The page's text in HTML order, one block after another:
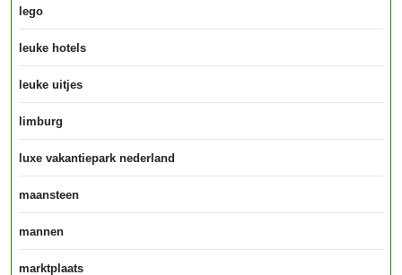
lego
leuke hotels
leuke uitjes
limburg
luxe vakantiepark nederland
maansteen
mannen
marktplaats